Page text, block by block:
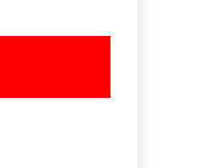
Government